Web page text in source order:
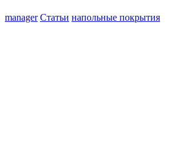
manager Статьи напольные покрытия